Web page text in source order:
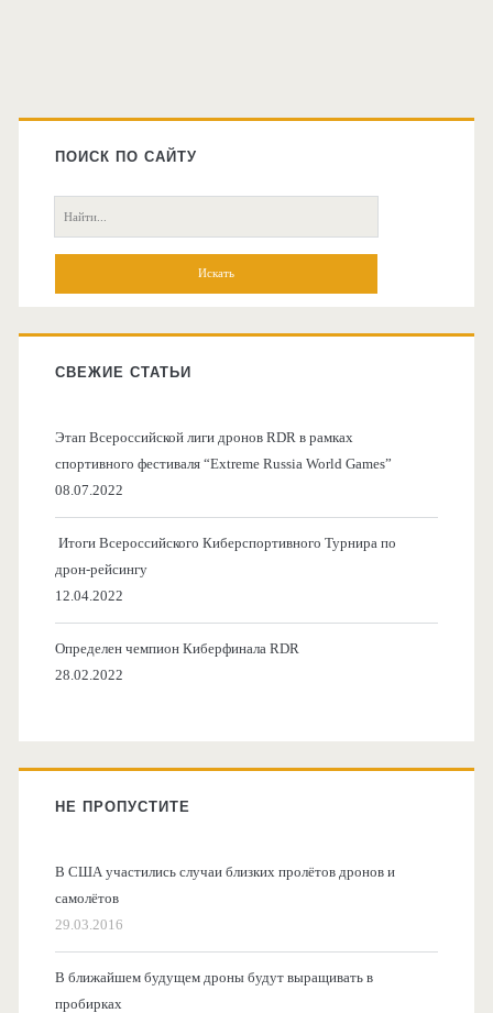
Главная
боковая
колонка
ПОИСК ПО САЙТУ
Поиск:
СВЕЖИЕ СТАТЬИ
Этап Всероссийской лиги дронов RDR в рамках
спортивного фестиваля “Extreme Russia World Games”
08.07.2022
Итоги Всероссийского Киберспортивного Турнира по
дрон-рейсингу
12.04.2022
Определен чемпион Киберфинала RDR
28.02.2022
НЕ ПРОПУСТИТЕ
В США участились случаи близких пролётов дронов и
самолётов
29.03.2016
В ближайшем будущем дроны будут выращивать в
пробирках